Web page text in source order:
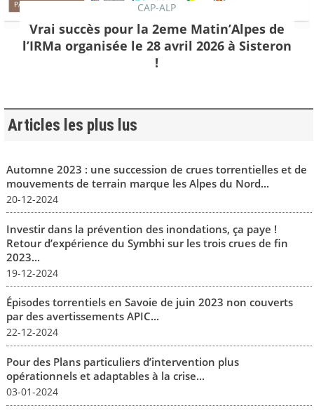
CAP-ALP
Vrai succès pour la 2eme Matin’Alpes de
l’IRMa organisée le 28 avril 2026 à Sisteron
!
Articles les plus lus
Automne 2023 : une succession de crues torrentielles et de
mouvements de terrain marque les Alpes du Nord...
20-12-2024
Investir dans la prévention des inondations, ça paye !
Retour d’expérience du Symbhi sur les trois crues de fin
2023...
19-12-2024
Épisodes torrentiels en Savoie de juin 2023 non couverts
par des avertissements APIC...
22-12-2024
Pour des Plans particuliers d’intervention plus
opérationnels et adaptables à la crise...
03-01-2024